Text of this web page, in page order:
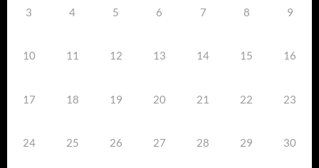
3 4 5 6 7 8 9
10 11 12 13 14 15 16
17 18 19 20 21 22 23
24 25 26 27 28 29 30